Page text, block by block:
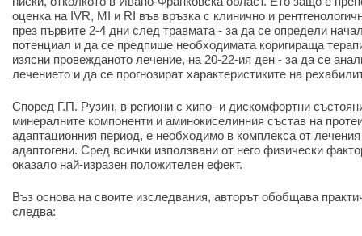
оценка на IVR, MI и RI във връзка с клинично и
през първите 2-4 дни след травмата - за да се определи
потенциал и да се предпише необходимата коригираща
изясни провежданото лечение, на 20-22-ия ден - за да се
лечението и да се прогнозират характеристиките на
Според Г.П. Рузин, в региони с хипо- и дискомфортни
минералните компоненти и аминокиселинния състав на
адаптационния период, е необходимо в комплекса от
адаптогени. Сред всички използвани от него физически
оказало най-изразен положителен ефект.
Въз основа на своите изследвания, авторът обобщава
следва: